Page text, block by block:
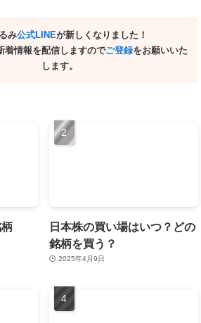
み公式LINEが新しくなりました！
着情報を配信しますのでご登録をお願いいた
します。
日本株の買い場はいつ？どの
銘柄を買う？
2025年4月9日